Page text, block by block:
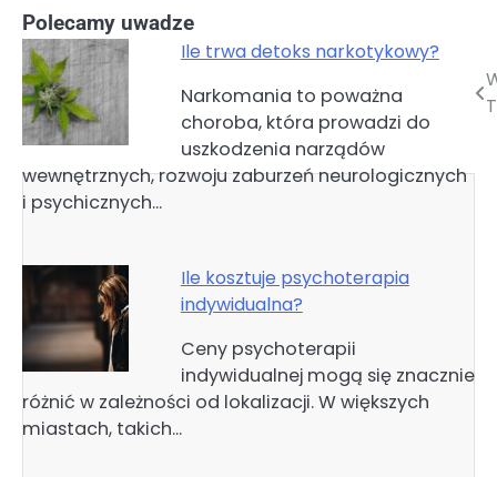
Polecamy uwadze
Ile trwa detoks narkotykowy?
Narkomania to poważna
choroba, która prowadzi do
uszkodzenia narządów
wewnętrznych, rozwoju zaburzeń neurologicznych
i psychicznych…
Ile kosztuje psychoterapia
indywidualna?
Ceny psychoterapii
indywidualnej mogą się znacznie
różnić w zależności od lokalizacji. W większych
miastach, takich…
Nawigacja
wpisu